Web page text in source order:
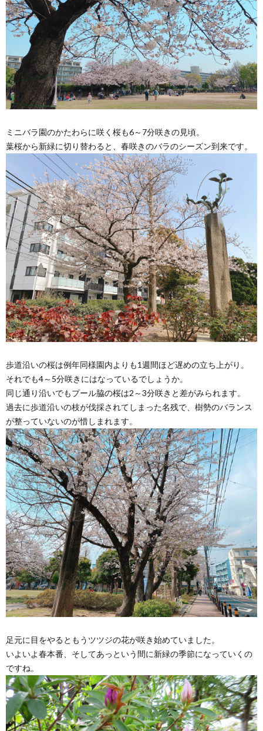
ミニバラ園のかたわらに咲く桜も6～7分咲きの見頃。
葉桜から新緑に切り替わると、春咲きのバラのシーズン到来です。
歩道沿いの桜は例年同様園内よりも1週間ほど遅めの立ち上がり。
それでも4～5分咲きにはなっているでしょうか。
同じ通り沿いでもプール脇の桜は2～3分咲きと差がみられます。
過去に歩道沿いの枝が伐採されてしまった名残で、樹勢のバランス
が整っていないのが惜しまれます。
足元に目をやるともうツツジの花が咲き始めていました。
いよいよ春本番、そしてあっという間に新緑の季節になっていくの
ですね。